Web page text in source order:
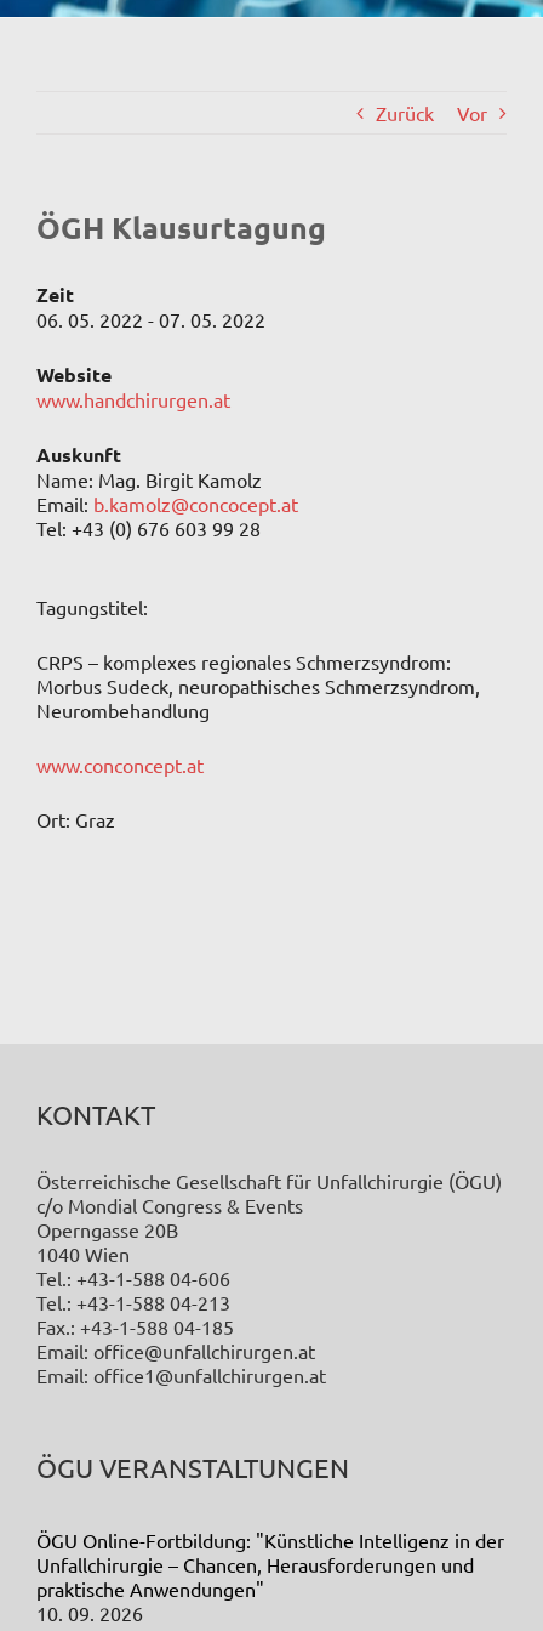
Zurück Vor
ÖGH Klausurtagung
Zeit
06. 05. 2022 - 07. 05. 2022
Website
www.handchirurgen.at
Auskunft
Name: Mag. Birgit Kamolz
Email: b.kamolz@concocept.at
Tel: +43 (0) 676 603 99 28
Tagungstitel:
CRPS – komplexes regionales Schmerzsyndrom:
Morbus Sudeck, neuropathisches Schmerzsyndrom,
Neurombehandlung
www.conconcept.at
Ort: Graz
KONTAKT
Österreichische Gesellschaft für Unfallchirurgie (ÖGU)
c/o Mondial Congress & Events
Operngasse 20B
1040 Wien
Tel.: +43-1-588 04-606
Tel.: +43-1-588 04-213
Fax.: +43-1-588 04-185
Email: office@unfallchirurgen.at
Email: office1@unfallchirurgen.at
ÖGU VERANSTALTUNGEN
ÖGU Online-Fortbildung: "Künstliche Intelligenz in der
Unfallchirurgie – Chancen, Herausforderungen und
praktische Anwendungen"
10. 09. 2026